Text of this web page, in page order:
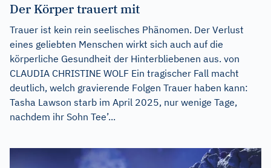
Der Körper trauert mit
Trauer ist kein rein seelisches Phänomen. Der Verlust
eines geliebten Menschen wirkt sich auch auf die
körperliche Gesundheit der Hinterbliebenen aus. von
CLAUDIA CHRISTINE WOLF Ein tragischer Fall macht
deutlich, welch gravierende Folgen Trauer haben kann:
Tasha Lawson starb im April 2025, nur wenige Tage,
nachdem ihr Sohn Tee’...